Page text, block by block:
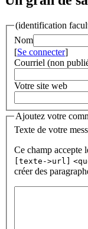
(identification
Nom
[Se connecter]
Courriel (non
Votre site web
Ajoutez votre
Texte de votre
Ce champ accepte
[texte->url]
créer des